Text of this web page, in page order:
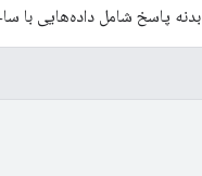
پاسخ شامل داده‌هایی با